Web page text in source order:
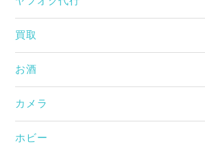
買取
お酒
カメラ
ホビー